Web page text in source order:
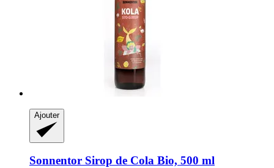
Ajouter
Sonnentor Sirop de Cola Bio, 500 ml